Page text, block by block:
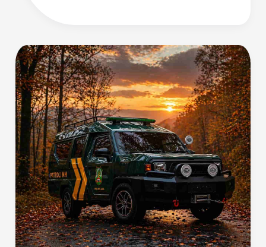
Transformasi
Maksimal!
Ide
Modifikasi
Keren
Hilux
Rangga
untuk
Segala
Kebutuhan